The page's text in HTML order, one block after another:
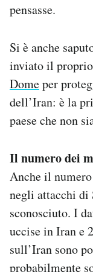
pensasse.
Si è anche
inviato il
Domeper
dell’Iran: è la
paese che non
Il numero dei
Anche il
negli attacchi di
sconosciuto. I
uccise in Iran e
sull’Iran sono
probabilmente